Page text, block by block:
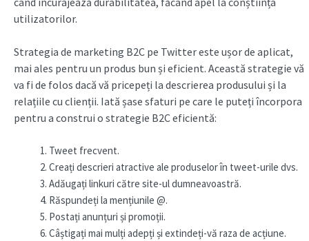
utilizatorilor.
Strategia de marketing B2C pe Twitter este ușor de aplicat,
mai ales pentru un produs bun și eficient. Această strategie vă
va fi de folos dacă vă pricepeți la descrierea produsului și la
relațiile cu clienții. Iată șase sfaturi pe care le puteți încorpora
pentru a construi o strategie B2C eficientă:
Tweet frecvent.
Creați descrieri atractive ale produselor în tweet-urile dvs.
Adăugați linkuri către site-ul dumneavoastră.
Răspundeți la mențiunile @.
Postați anunțuri și promoții.
Câștigați mai mulți adepți și extindeți-vă raza de acțiune.